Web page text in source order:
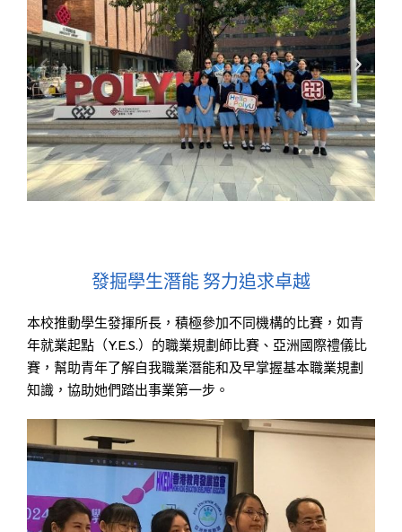
發掘學生潛能 努力追求卓越
本校推動學生發揮所長，積極參加不同機構的比賽，如青
年就業起點（Y.E.S.）的職業規劃師比賽、亞洲國際禮儀比
賽，幫助青年了解自我職業潛能和及早掌握基本職業規劃
知識，協助她們踏出事業第一步。